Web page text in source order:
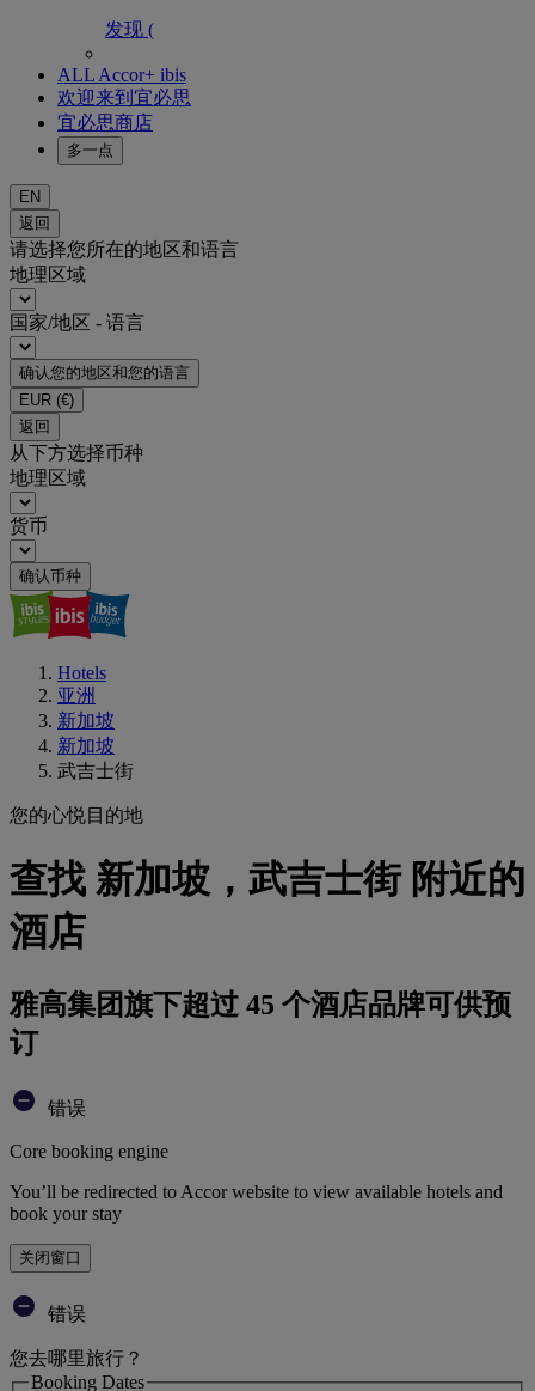
发现 (
ALL Accor+ ibis
欢迎来到宜必思
宜必思商店
多一点
EN
返回
请选择您所在的地区和语言
地理区域
国家/地区 - 语言
确认您的地区和您的语言
EUR (€)
返回
从下方选择币种
地理区域
货币
确认币种
Hotels
亚洲
新加坡
新加坡
武吉士街
您的心悦目的地
查找 新加坡，武吉士街 附近的
酒店
雅高集团旗下超过 45 个酒店品牌可供预
订
错误
Core booking engine
You’ll be redirected to Accor website to view available hotels and
book your stay
关闭窗口
错误
您去哪里旅行？
Booking Dates